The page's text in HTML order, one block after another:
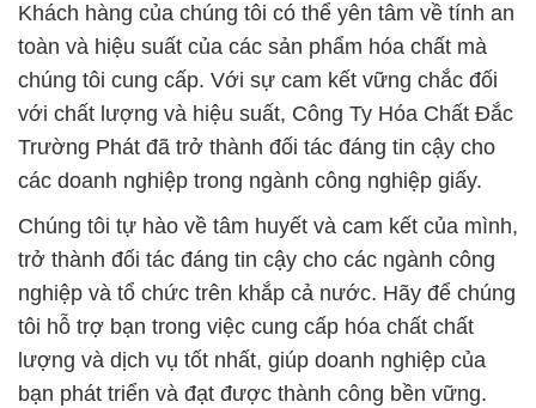
Khách hàng của chúng tôi có thể yên tâm về tính an
toàn và hiệu suất của các sản phẩm hóa chất mà
chúng tôi cung cấp. Với sự cam kết vững chắc đối
với chất lượng và hiệu suất, Công Ty Hóa Chất Đắc
Trường Phát đã trở thành đối tác đáng tin cậy cho
các doanh nghiệp trong ngành công nghiệp giấy.
Chúng tôi tự hào về tâm huyết và cam kết của mình,
trở thành đối tác đáng tin cậy cho các ngành công
nghiệp và tổ chức trên khắp cả nước. Hãy để chúng
tôi hỗ trợ bạn trong việc cung cấp hóa chất chất
lượng và dịch vụ tốt nhất, giúp doanh nghiệp của
bạn phát triển và đạt được thành công bền vững.